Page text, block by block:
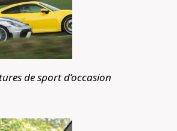
de sport d’occasion